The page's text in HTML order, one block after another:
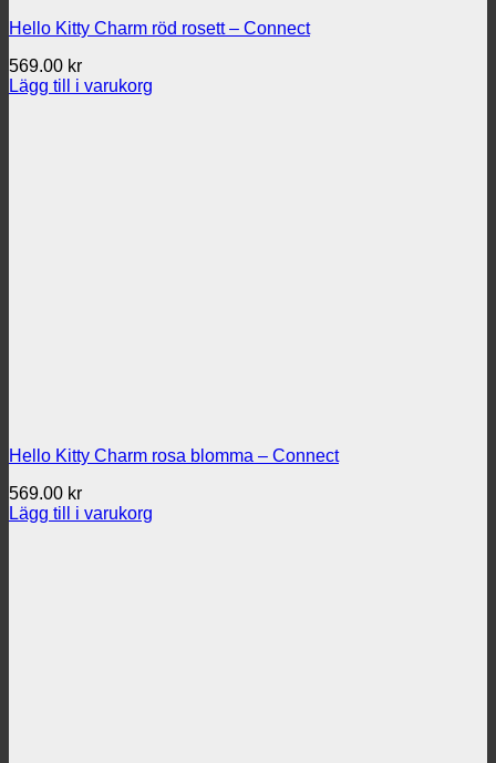
Hello Kitty Charm röd rosett – Connect
569.00 kr
Lägg till i varukorg
Hello Kitty Charm rosa blomma – Connect
569.00 kr
Lägg till i varukorg